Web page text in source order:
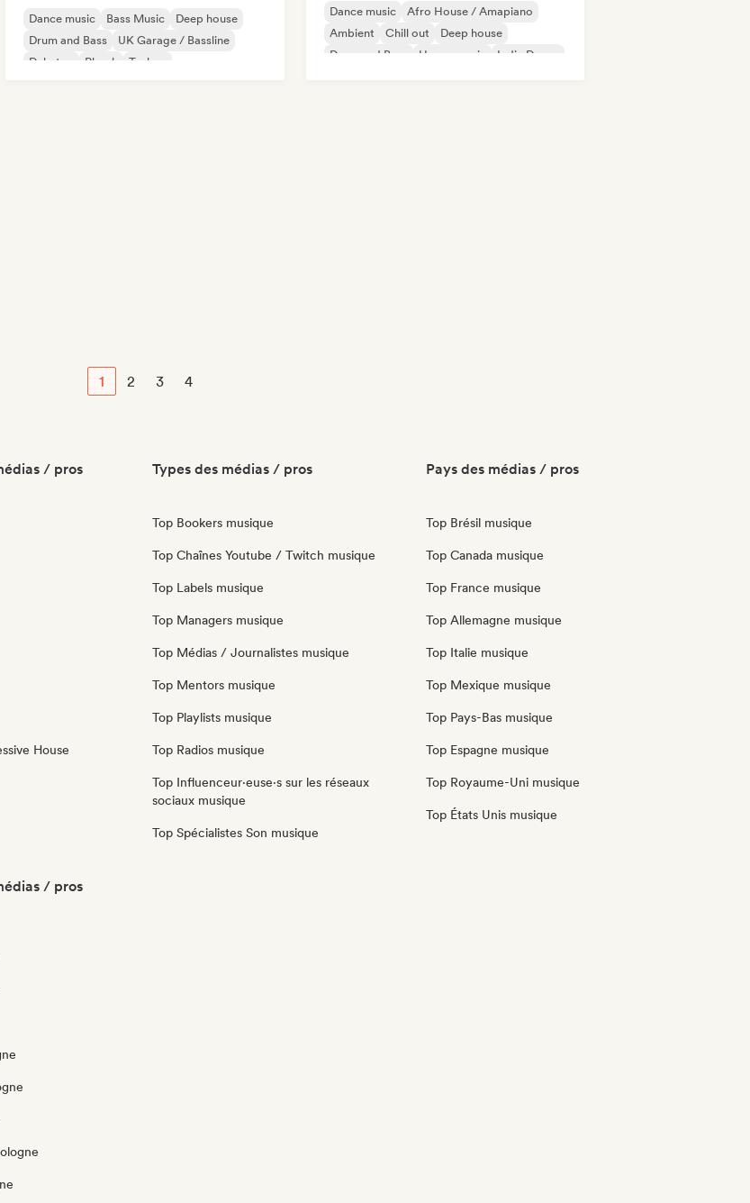
Dance music Bass Music
Deep house
Drum and Bass
UK Garage / Bassline
Dubstep
Phonk Techno
Dance music
Afro House / Amapiano
Ambient
Chill out
Deep house
Drum and Bass
House music Indie Dance
1 2 3 4
/ pros
House
Types des médias / pros
Top Bookers musique
Top Chaînes Youtube / Twitch musique
Top Labels musique
Top Managers musique
Top Médias / Journalistes musique
Top Mentors musique
Top Playlists musique
Top Radios musique
Top Influenceur·euse·s sur les réseaux
sociaux musique
Top Spécialistes Son musique
Pays des médias / pros
Top Brésil musique
Top Canada musique
Top France musique
Top Allemagne musique
Top Italie musique
Top Mexique musique
Top Pays-Bas musique
Top Espagne musique
Top Royaume-Uni musique
Top États Unis musique
/ pros